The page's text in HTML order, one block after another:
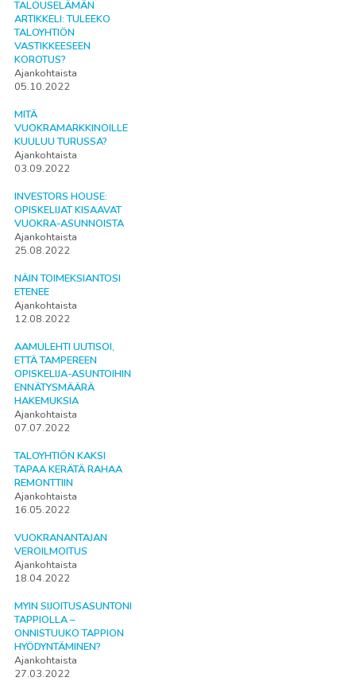
TALOUSELÄMÄN
ARTIKKELI: TULEEKO
TALOYHTIÖN
VASTIKKEESEEN
KOROTUS?
Ajankohtaista
05.10.2022
MITÄ
VUOKRAMARKKINOILLE
KUULUU TURUSSA?
Ajankohtaista
03.09.2022
INVESTORS HOUSE:
OPISKELIJAT KISAAVAT
VUOKRA-ASUNNOISTA
Ajankohtaista
25.08.2022
NÄIN TOIMEKSIANTOSI
ETENEE
Ajankohtaista
12.08.2022
AAMULEHTI UUTISOI,
ETTÄ TAMPEREEN
OPISKELIJA-ASUNTOIHIN
ENNÄTYSMÄÄRÄ
HAKEMUKSIA
Ajankohtaista
07.07.2022
TALOYHTIÖN KAKSI
TAPAA KERÄTÄ RAHAA
REMONTTIIN
Ajankohtaista
16.05.2022
VUOKRANANTAJAN
VEROILMOITUS
Ajankohtaista
18.04.2022
MYIN SIJOITUSASUNTONI
TAPPIOLLA –
ONNISTUUKO TAPPION
HYÖDYNTÄMINEN?
Ajankohtaista
27.03.2022